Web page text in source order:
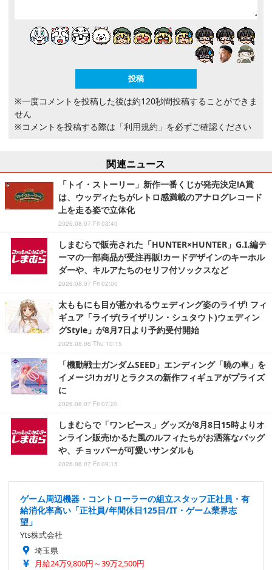
※一度コメントを投稿した後は約120秒間投稿することができま
せん
※コメントを投稿する際は 「利用規約」 を必ずご確認ください
関連ニュース
「トイ・ストーリー」新作一番くじが発売決定!A賞
は、ウッディたちがレトロ感満載のアナログレコード
上を走る姿で立体化
2026.08.07 Fri 03:40
しまむらで販売された「HUNTER×HUNTER」G.I.編テ
ーマの一部商品が受注再販!カードデザインのキーホル
ダーや、キルアたちのセリフ付ソックスなど
2026.08.07 Fri 02:00
太ももにも目が惹かれるウェディング姿のライザ! フィ
ギュア「ライザ(ライザリン・シュタウト)ウェディン
グStyle」が8月7日より予約受付開始
2026.08.06 Thu 10:15
「機動戦士ガンダムSEED」エンディング「暁の車」を
イメージ!カガリとラクスの新作フィギュアがプライズ
に
2026.08.07 Fri 07:20
しまむらで「ワンピース」グッズが8月8日15時よりオ
ンライン販売!かるた風のルフィたちがお洒落なバッグ
や、チョッパーが可愛いサンダルも
2026.08.07 Fri 09:15
ゲーム周辺機器・コントローラーの組立スタッフ正社員・有
給消化率高い「正社員/年間休日125日/IT・ゲーム業界志
望」
Yts株式会社
埼玉県
月給24万9,800円～39万2,500円